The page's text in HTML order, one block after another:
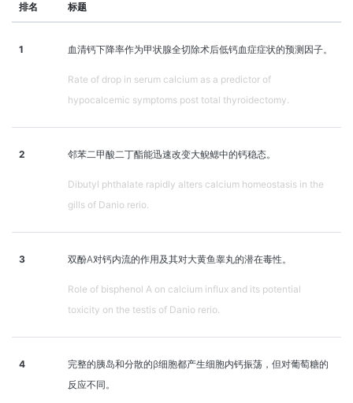
排名 标题
1 血清钙下降率作为甲状腺全切除术后低钙血症症状的预测因子。
Rate of drop in serum calcium as a predictor of
hypocalcemic symptoms post total thyroidectomy.
2 邻苯二甲酸二丁酯能迅速改变大鲵鳃中的钙稳态。
Dibutyl phthalate rapidly alters calcium homeostasis in the
gills of Danio rerio.
3 双酚A对钙内流的作用及其对大黄鱼睾丸的潜在毒性。
Role of bisphenol A on calcium influx and its potential
toxicity on the testis of Danio rerio.
4
完整的胰岛和分散的β细胞都产生细胞内钙振荡，但对葡萄糖的
反应不同。